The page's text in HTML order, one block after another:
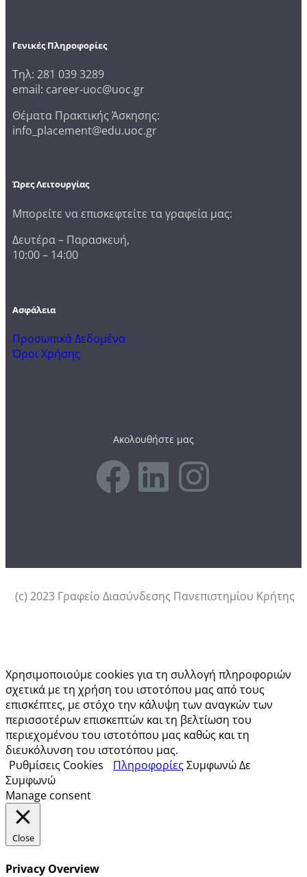
Γενικές Πληροφορίες
Τηλ: 281 039 3289
email: career-uoc@uoc.gr
Θέματα Πρακτικής Άσκησης:
info_placement@edu.uoc.gr
Ώρες Λειτουργίας
Μπορείτε να επισκεφτείτε τα γραφεία μας:
Δευτέρα – Παρασκευή,
10:00 – 14:00
Ασφάλεια
Προσωπικά Δεδομένα
Όροι Χρήσης
Ακολουθήστε μας
(c) 2023 Γραφείο Διασύνδεσης Πανεπιστημίου Κρήτης
Χρησιμοποιούμε cookies για τη συλλογή πληροφοριών
σχετικά με τη χρήση του ιστοτόπου μας από τους
επισκέπτες, με στόχο την κάλυψη των αναγκών των
περισσοτέρων επισκεπτών και τη βελτίωση του
περιεχομένου του ιστοτόπου μας καθώς και τη
διευκόλυνση του ιστοτόπου μας.
Ρυθμίσεις Cookies
ΠληροφορίεςΣυμφωνώΔε
Συμφωνώ
Manage consent
Close
Privacy Overview